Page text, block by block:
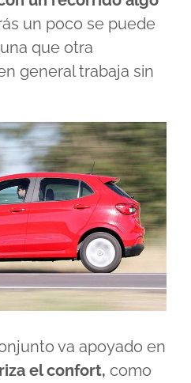
un poco se puede
que otra
general trabaja sin
va apoyado en
el confort, como